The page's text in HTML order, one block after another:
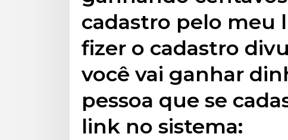
cadastro pelo meu
fizer o cadastro
você vai ganhar
pessoa que se
link no sistema: